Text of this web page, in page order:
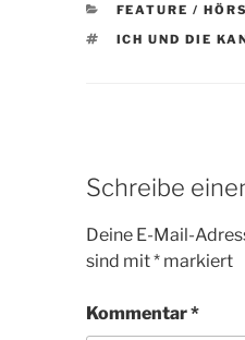
KATEGORIEN
FEATURE /
ICH UND DIE
Schreibe
Deine E-Mail-
sind mit* markiert
Kommentar*